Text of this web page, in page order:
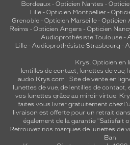
Bordeaux- Opticien Nantes -
Lille - Opticien Montpellier -
Grenoble - Opticien Marseille - Opticien
Reims - Opticien Angers - Opticien
Audioprothésiste Toulouse-
Lille- Audioprothésiste Strasbourg -
Krys, Opticien en
lentilles de contact, lunettes de vue,
audio Krys.com : Site de vente en
lunettes de vue, de lentilles de contact,
vos lunettes grâce au miroir virtuel
faites vous livrer gratuitement chez
livraison est offerte pour un retrait
également de la garantie "Satisfait
Retrouvez nos marques de lunettes de
Ban